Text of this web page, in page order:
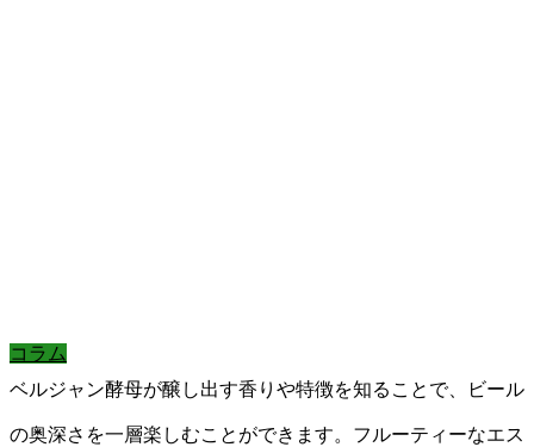
コラム
ベルジャン酵母が醸し出す香りや特徴を知ることで、ビール
の奥深さを一層楽しむことができます。フルーティーなエス